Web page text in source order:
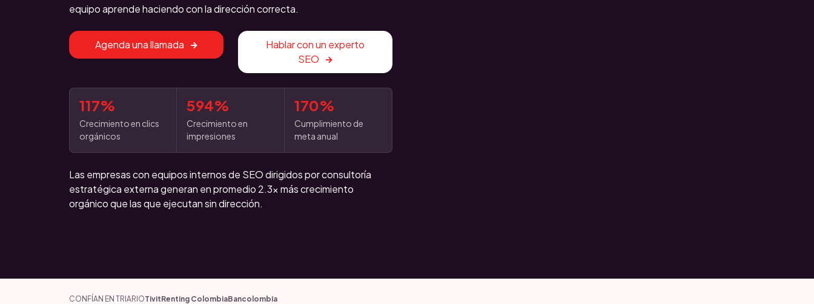
equipo aprende haciendo con la dirección correcta.
Agenda una llamada
Hablar con un experto
SEO
117%
Crecimiento en clics
orgánicos
594%
Crecimiento en
impresiones
170%
Cumplimiento de
meta anual
Las empresas con equipos internos de SEO dirigidos por consultoría
estratégica externa generan en promedio 2.3x más crecimiento
orgánico que las que ejecutan sin dirección.
CONFÍAN EN TRIARIOTivitRenting ColombiaBancolombia